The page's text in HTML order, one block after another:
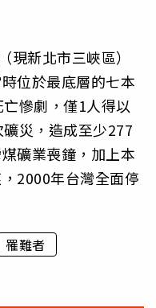
新北市三峽區）
位於最底層的七本
慘劇，僅1人得以
災，造成至少277
礦業喪鐘，加上本
2000年台灣全面停
罹難者